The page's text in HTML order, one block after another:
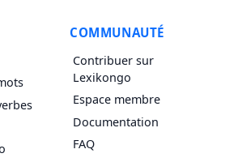
COMMUNAUTÉ
Contribuer sur
Lexikongo
Espace membre
Documentation
FAQ